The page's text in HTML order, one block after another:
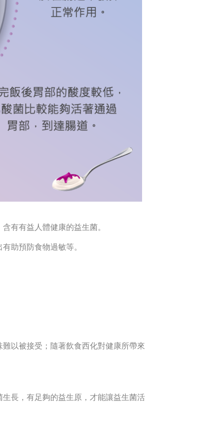
有有益人體健康的益生菌。
助預防食物過敏等。
以被接受；隨著飲食西化對健康所帶來
長，有足夠的益生原，才能讓益生菌活